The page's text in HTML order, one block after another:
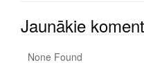
Jaunākie
None Found